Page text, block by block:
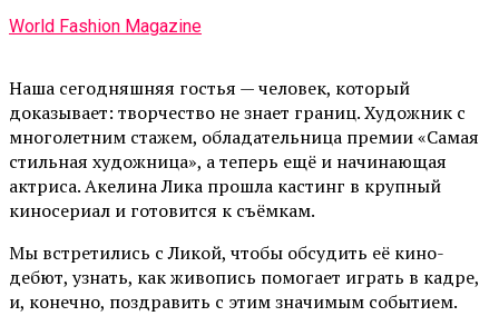
World Fashion Magazine
Наша сегодняшняя гостья — человек, который
доказывает: творчество не знает границ. Художник с
многолетним стажем, обладательница премии «Самая
стильная художница», а теперь ещё и начинающая
актриса. Акелина Лика прошла кастинг в крупный
киносериал и готовится к съёмкам.
Мы встретились с Ликой, чтобы обсудить её кино-
дебют, узнать, как живопись помогает играть в кадре,
и, конечно, поздравить с этим значимым событием.